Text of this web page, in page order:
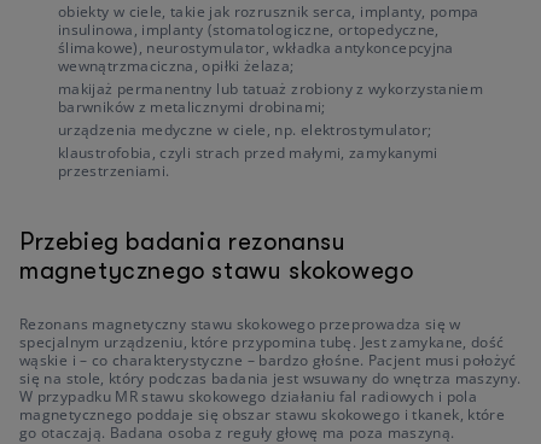
obiekty w ciele, takie jak rozrusznik serca, implanty, pompa
insulinowa, implanty (stomatologiczne, ortopedyczne,
ślimakowe), neurostymulator, wkładka antykoncepcyjna
wewnątrzmaciczna, opiłki żelaza;
makijaż permanentny lub tatuaż zrobiony z wykorzystaniem
barwników z metalicznymi drobinami;
urządzenia medyczne w ciele, np. elektrostymulator;
klaustrofobia, czyli strach przed małymi, zamykanymi
przestrzeniami.
Przebieg badania rezonansu
magnetycznego stawu skokowego
Rezonans magnetyczny stawu skokowego przeprowadza się w
specjalnym urządzeniu, które przypomina tubę. Jest zamykane, dość
wąskie i – co charakterystyczne – bardzo głośne. Pacjent musi położyć
się na stole, który podczas badania jest wsuwany do wnętrza maszyny.
W przypadku MR stawu skokowego działaniu fal radiowych i pola
magnetycznego poddaje się obszar stawu skokowego i tkanek, które
go otaczają. Badana osoba z reguły głowę ma poza maszyną.